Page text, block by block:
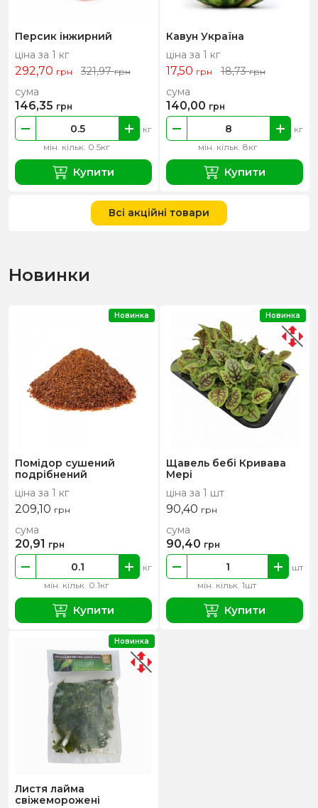
Персик інжирний
ціна за 1 кг
292,70 грн 321,97грн
мін. кільк. 0.5кг
кг
сума
146,35 грн
Купити
Кавун Україна
ціна за 1 кг
17,50 грн 18,73грн
мін. кільк. 8кг
кг
сума
140,00 грн
Купити
Всі акційні товари
Новинки
Помідор сушений
подрібнений
ціна за 1 кг
209,10 грн
мін. кільк. 0.1кг
кг
сума
20,91 грн
Купити
Новинка
Щавель бебі Кривава
Мері
ціна за 1 шт
90,40 грн
мін. кільк. 1шт
шт
сума
90,40 грн
Купити
Новинка
Листя лайма
свіжеморожені
Новинка